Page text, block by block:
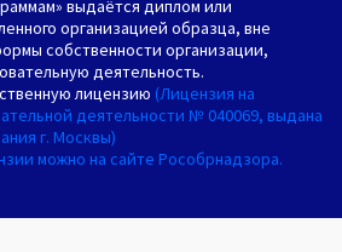
выдаётся диплом или
организацией образца, вне
собственности организации,
деятельность.
лицензию (Лицензия на
деятельности № 040069, выдана
г. Москвы)
можно на сайте Рособрнадзора.